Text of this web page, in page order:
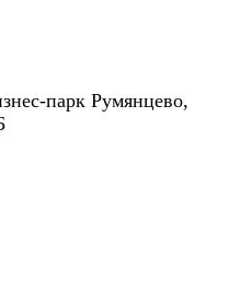
парк Румянцево,